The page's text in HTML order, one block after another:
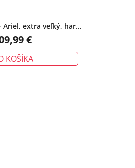
Ariel, extra veľký, hard
– 32", čiernohnedý
€
KOŠÍKA